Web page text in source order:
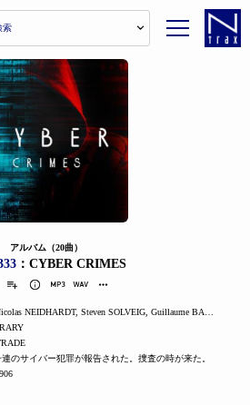
アルバム（20曲）
：CYBER CRIMES
NEIDHARDT, Steven SOLVEIG Guillaume BARON
連のサイバー犯罪が報告された。捜査の時が来た。